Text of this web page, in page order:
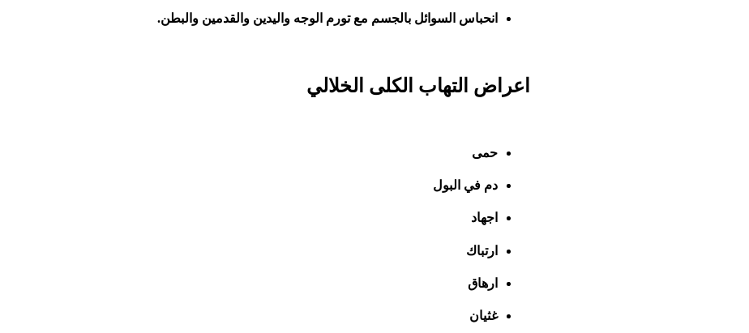
انحباس السوائل بالجسم مع تورم الوجه واليدين والقدمين والبطن.
اعراض التهاب الكلى الخلالي
حمى
دم في البول
اجهاد
ارتباك
ارهاق
غثيان